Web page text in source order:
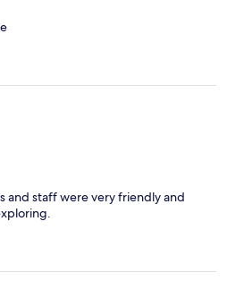
and staff were very friendly and